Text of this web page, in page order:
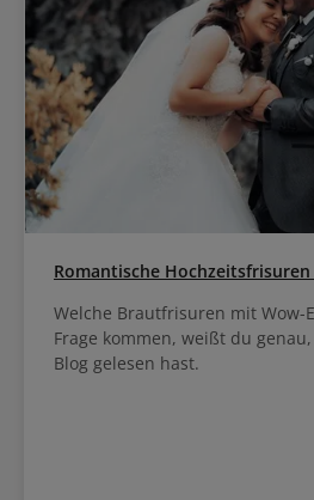
Romantische Hochzeitsfrisuren
Welche Brautfrisuren mit Wow-
Frage kommen, weißt du
Blog gelesen hast.